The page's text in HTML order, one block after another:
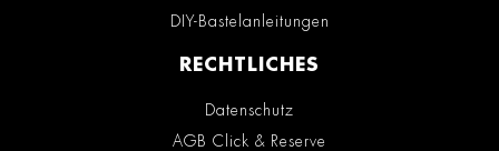
DIY-Bastelanleitungen
RECHTLICHES
Datenschutz
AGB Click & Reserve